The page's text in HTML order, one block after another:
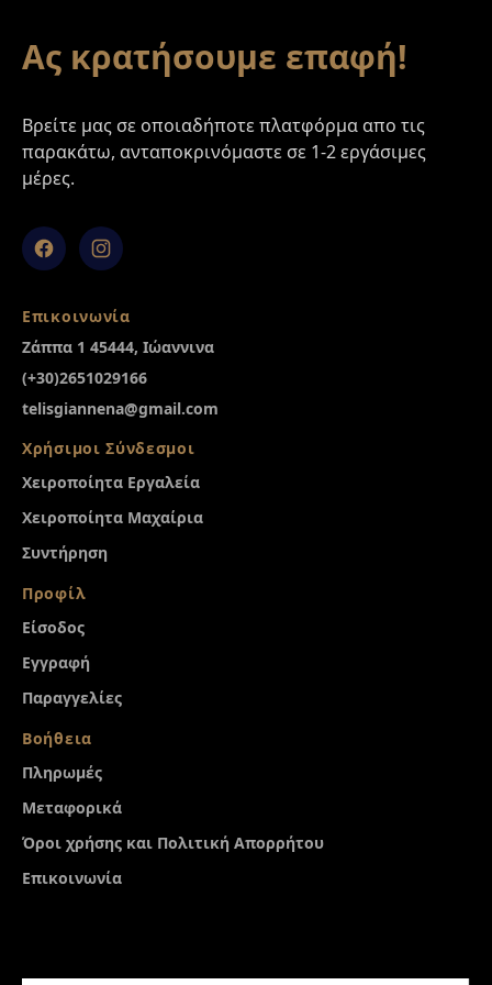
Ας κρατήσουμε επαφή!
Βρείτε μας σε οποιαδήποτε πλατφόρμα απο τις
παρακάτω, ανταποκρινόμαστε σε 1-2 εργάσιμες
μέρες.
FacebookInstagram
Επικοινωνία
Ζάππα 1 45444, Ιώαννινα
(+30)2651029166
telisgiannena@gmail.com
Χρήσιμοι Σύνδεσμοι
Χειροποίητα Εργαλεία
Χειροποίητα Μαχαίρια
Συντήρηση
Προφίλ
Είσοδος
Εγγραφή
Παραγγελίες
Βοήθεια
Πληρωμές
Μεταφορικά
Όροι χρήσης και Πολιτική Απορρήτου
Επικοινωνία